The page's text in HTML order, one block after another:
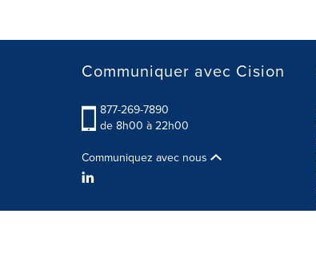
Communiquer avec Cision
877-269-7890
de 8h00 à 22h00
Communiquez avec nous